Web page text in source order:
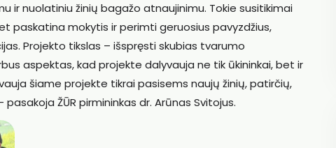
ir nuolatiniu žinių bagažo atnaujinimu. Tokie susitikimai
paskatina mokytis ir perimti geruosius pavyzdžius,
Projekto tikslas – išspręsti skubias tvarumo
aspektas, kad projekte dalyvauja ne tik ūkininkai, bet ir
šiame projekte tikrai pasisems naujų žinių, patirčių,
ŽŪR pirmininkas dr. Arūnas Svitojus.